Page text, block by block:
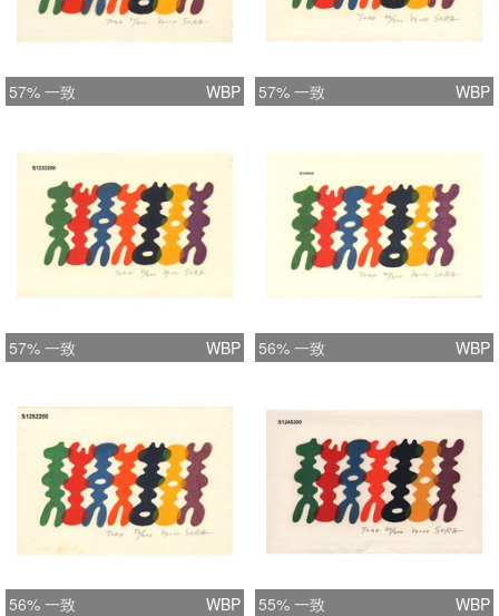
57% 一致 WBP 57% 一致 WBP
57% 一致 WBP 56% 一致 WBP
56% 一致 WBP 55% 一致 WBP